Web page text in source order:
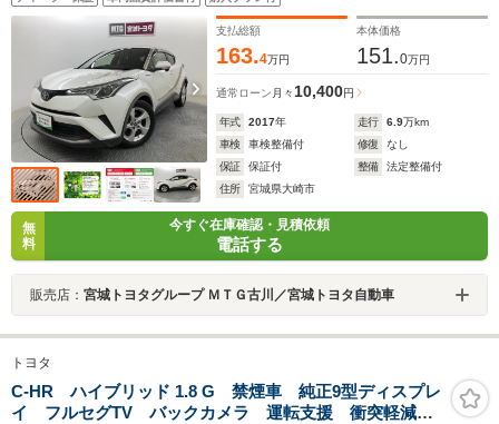
支払総額
163.4万円
本体価格
151.0万円
通常ローン 月々10,400円
年式 2017年 走行 6.9万km
車検
車検整備付 修復
なし
保証
保証付 整備
法定整備付
住所
宮城県大崎市
無
料
今すぐ在庫確認・見積依頼
電話する
販売店： 宮城トヨタグループ ＭＴＧ古川／宮城トヨタ自動車
トヨタ
C-HR ハイブリッド 1.8 G 禁煙車 純正9型ディスプレ
イ フルセグTV バックカメラ 運転支援 衝突軽減ブ